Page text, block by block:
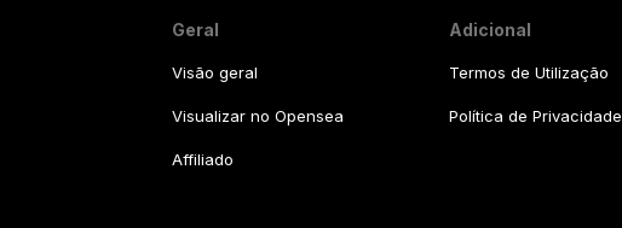
Geral
Visão geral
Visualizar no Opensea
Affiliado
Adicional
Termos de Utilização
Política de Privacidade